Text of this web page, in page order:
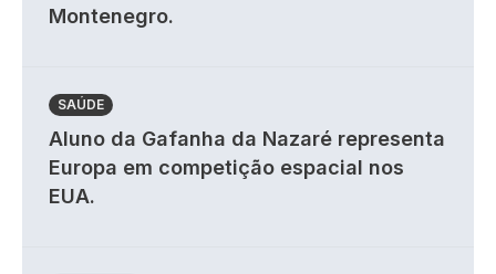
Montenegro.
SAÚDE
Aluno da Gafanha da Nazaré representa
Europa em competição espacial nos
EUA.